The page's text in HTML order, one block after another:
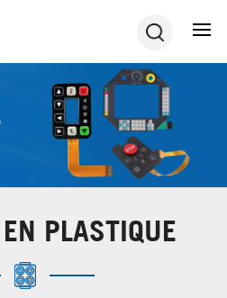
EN PLASTIQUE